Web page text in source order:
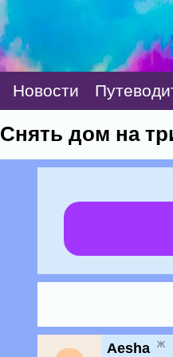
Новости
Снять дом на
Aesha ж